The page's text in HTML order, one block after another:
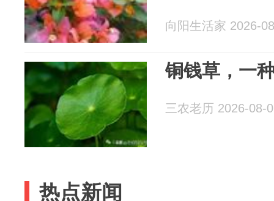
向阳生活家 2026-
铜钱草，一
三农老历 2026-08-
热点新闻